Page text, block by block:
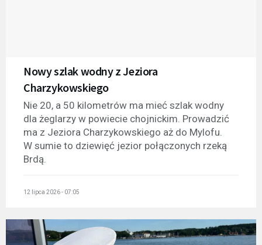
Nowy szlak wodny z Jeziora
Charzykowskiego
Nie 20, a 50 kilometrów ma mieć szlak wodny
dla żeglarzy w powiecie chojnickim. Prowadzić
ma z Jeziora Charzykowskiego aż do Mylofu.
W sumie to dziewięć jezior połączonych rzeką
Brdą.
12 lipca 2026 - 07:05